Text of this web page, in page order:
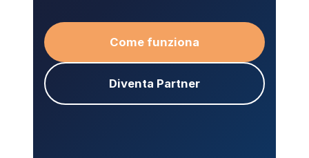
Come funziona
Diventa Partner